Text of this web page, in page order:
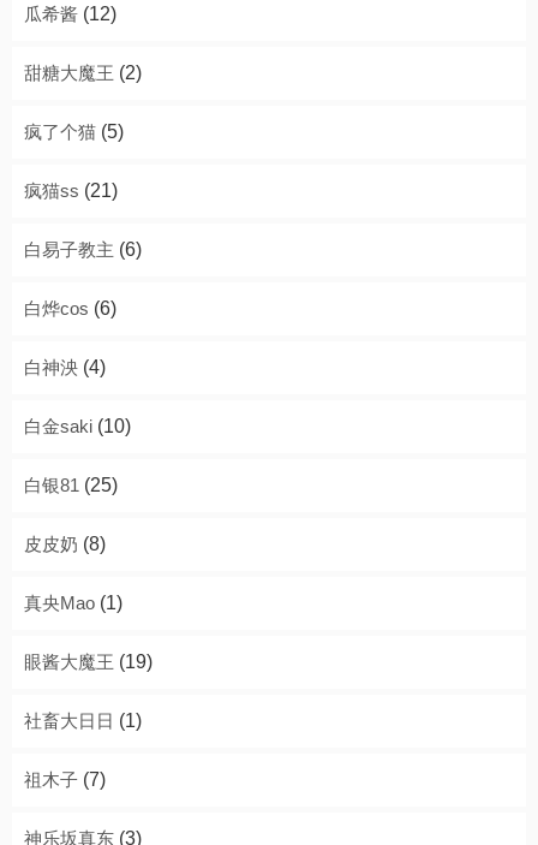
瓜希酱 (12)
甜糖大魔王 (2)
疯了个猫 (5)
疯猫ss (21)
白易子教主 (6)
白烨cos (6)
白神泱 (4)
白金saki (10)
白银81 (25)
皮皮奶 (8)
真央Mao (1)
眼酱大魔王 (19)
社畜大日日 (1)
祖木子 (7)
神乐坂真东 (3)